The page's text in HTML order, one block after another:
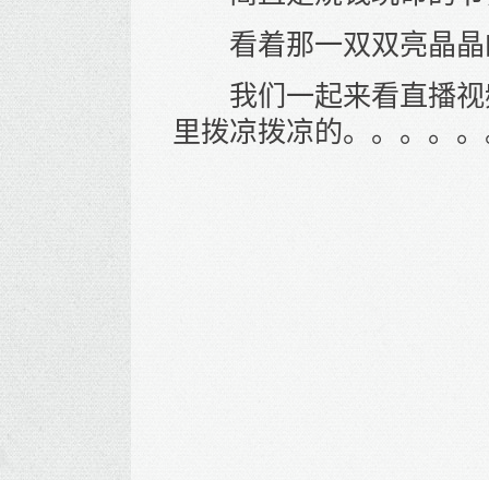
看着那一双双亮晶晶
我们一起来看直播视
里拨凉拨凉的。。。。